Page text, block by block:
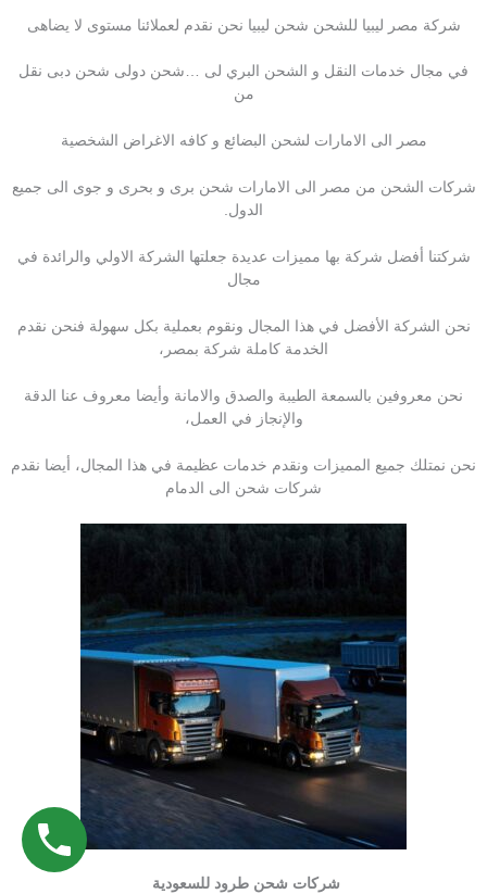
شركة مصر ليبيا للشحن شحن ليبيا نحن نقدم لعملائنا مستوى لا يضاهى
في مجال خدمات النقل و الشحن البري لى …شحن دولى شحن دبى نقل
من
مصر الى الامارات لشحن البضائع و كافه الاغراض الشخصية
شركات الشحن من مصر الى الامارات شحن برى و بحرى و جوى الى جميع
الدول.
شركتنا أفضل شركة بها مميزات عديدة جعلتها الشركة الاولي والرائدة في
مجال
نحن الشركة الأفضل في هذا المجال ونقوم بعملية بكل سهولة فنحن نقدم
الخدمة كاملة شركة بمصر،
نحن معروفين بالسمعة الطيبة والصدق والامانة وأيضا معروف عنا الدقة
والإنجاز في العمل،
نحن نمتلك جميع المميزات ونقدم خدمات عظيمة في هذا المجال، أيضا نقدم
شركات شحن الى الدمام
شركات شحن طرود للسعودية